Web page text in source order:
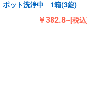
ポット洗浄中 1箱(3錠)
￥382.8~[税込]